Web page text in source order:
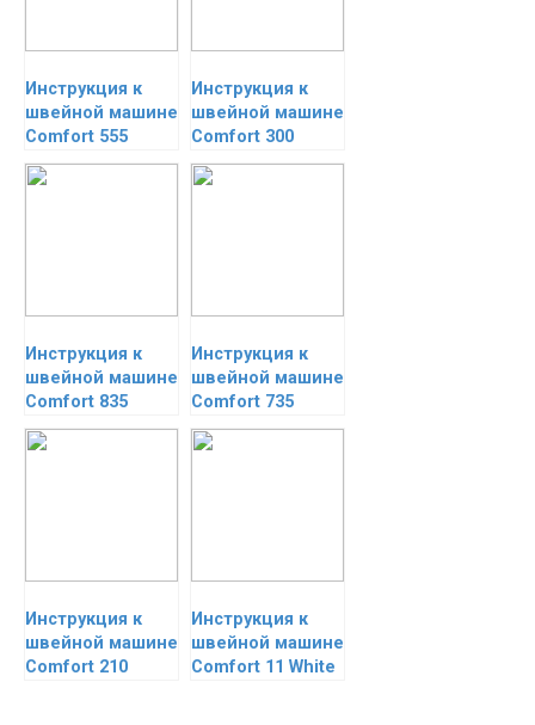
Инструкция к
швейной машине
Comfort 555
Инструкция к
швейной машине
Comfort 300
Инструкция к
швейной машине
Comfort 835
Инструкция к
швейной машине
Comfort 735
Инструкция к
швейной машине
Comfort 210
Инструкция к
швейной машине
Comfort 11 White